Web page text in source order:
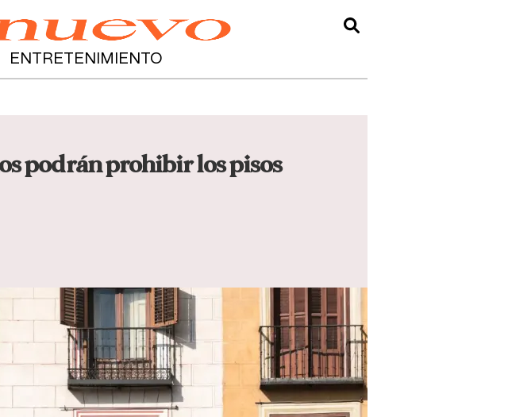
ENTRETENIMIENTO
podrán prohibir los pisos